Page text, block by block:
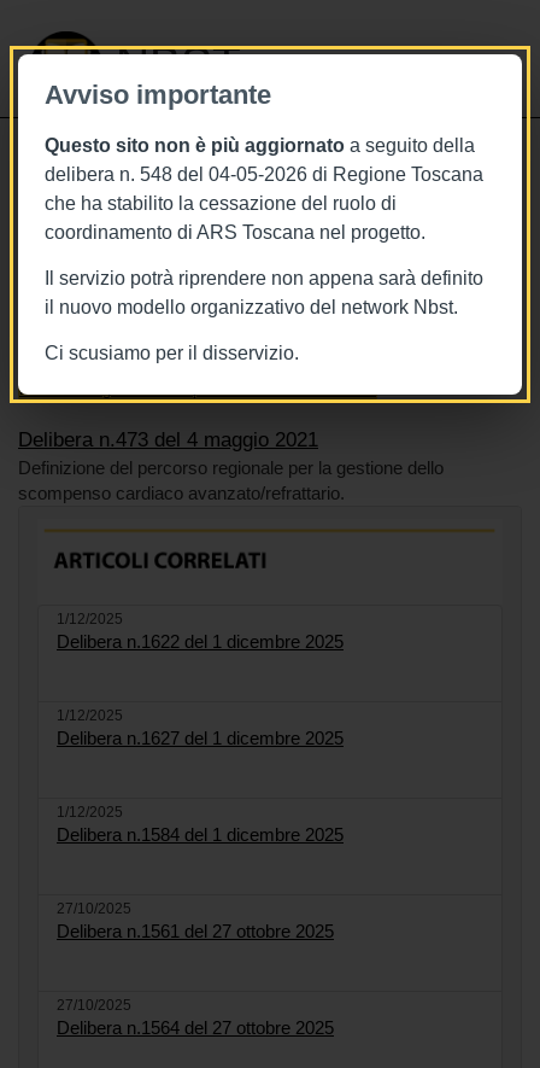
Avviso importante
Questo sito non è più aggiornato a seguito della
delibera n. 548 del 04-05-2026 di Regione Toscana
che ha stabilito la cessazione del ruolo di
coordinamento di ARS Toscana nel progetto.
Il servizio potrà riprendere non appena sarà definito
il nuovo modello organizzativo del network Nbst.
Ci scusiamo per il disservizio.
NBST
Delibera n.473 del 4 maggio 2021
Tags Toscana
BURT Bollettino della regione toscana
Percorsi diagnostico terapeutici assistenziali PDTA
Delibera n.473 del 4 maggio 2021
Definizione del percorso regionale per la gestione dello
scompenso cardiaco avanzato/refrattario.
1/12/2025
Delibera n.1622 del 1 dicembre 2025
1/12/2025
Delibera n.1627 del 1 dicembre 2025
1/12/2025
Delibera n.1584 del 1 dicembre 2025
27/10/2025
Delibera n.1561 del 27 ottobre 2025
27/10/2025
Delibera n.1564 del 27 ottobre 2025